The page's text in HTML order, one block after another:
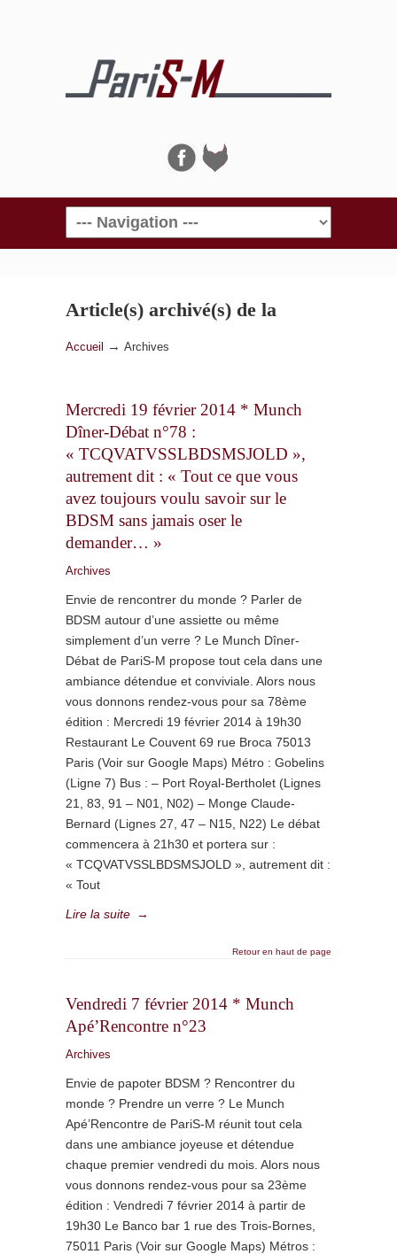
Navigation
Article(s) archivé(s) de la
catégorieArchives
Accueil → Archives
Mercredi 19 février 2014 * Munch
Dîner-Débat n°78 :
« TCQVATVSSLBDSMSJOLD »,
autrement dit : « Tout ce que vous
avez toujours voulu savoir sur le
BDSM sans jamais oser le
demander… »
Archives
Envie de rencontrer du monde ? Parler de
BDSM autour d’une assiette ou même
simplement d’un verre ? Le Munch Dîner-
Débat de PariS-M propose tout cela dans une
ambiance détendue et conviviale. Alors nous
vous donnons rendez-vous pour sa 78ème
édition : Mercredi 19 février 2014 à 19h30
Restaurant Le Couvent 69 rue Broca 75013
Paris (Voir sur Google Maps) Métro : Gobelins
(Ligne 7) Bus : – Port Royal-Bertholet (Lignes
21, 83, 91 – N01, N02) – Monge Claude-
Bernard (Lignes 27, 47 – N15, N22) Le débat
commencera à 21h30 et portera sur :
« TCQVATVSSLBDSMSJOLD », autrement dit :
« Tout
Lire la suite →
Retour en haut de page
Vendredi 7 février 2014 * Munch
Apé’Rencontre n°23
Archives
Envie de papoter BDSM ? Rencontrer du
monde ? Prendre un verre ? Le Munch
Apé’Rencontre de PariS-M réunit tout cela
dans une ambiance joyeuse et détendue
chaque premier vendredi du mois. Alors nous
vous donnons rendez-vous pour sa 23ème
édition : Vendredi 7 février 2014 à partir de
19h30 Le Banco bar 1 rue des Trois-Bornes,
75011 Paris (Voir sur Google Maps) Métros :